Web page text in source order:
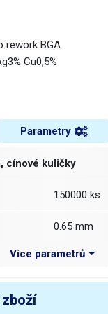
rework BGA
Cu0,5%
Parametry
cínové kuličky
150000 ks
0.65 mm
Sn96,5%
Více parametrů